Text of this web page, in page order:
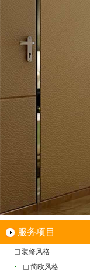
服务项目
装修风格
简欧风格